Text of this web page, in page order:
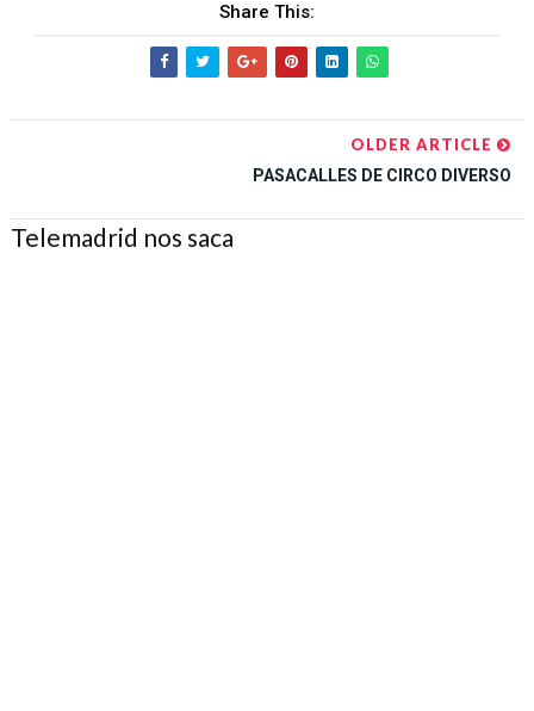
Share This:
OLDER ARTICLE
PASACALLES DE CIRCO DIVERSO
Telemadrid nos saca